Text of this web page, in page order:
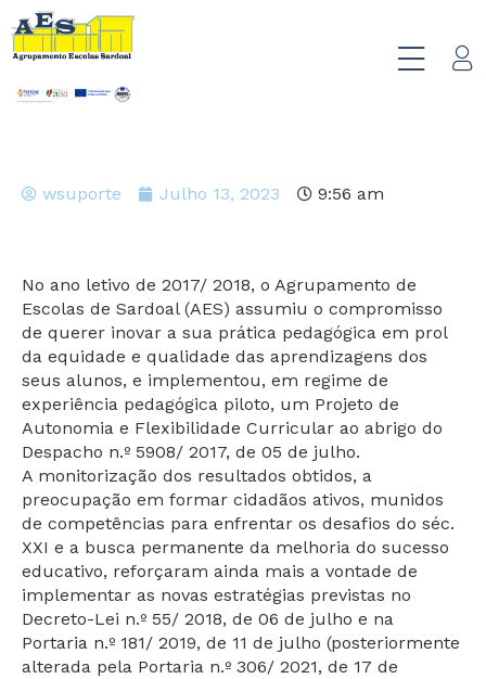
wsuporte Julho 13, 2023 9:56 am
No ano letivo de 2017/ 2018, o Agrupamento de
Escolas de Sardoal (AES) assumiu o compromisso
de querer inovar a sua prática pedagógica em prol
da equidade e qualidade das aprendizagens dos
seus alunos, e implementou, em regime de
experiência pedagógica piloto, um Projeto de
Autonomia e Flexibilidade Curricular ao abrigo do
Despacho n.º 5908/ 2017, de 05 de julho.
A monitorização dos resultados obtidos, a
preocupação em formar cidadãos ativos, munidos
de competências para enfrentar os desafios do séc.
XXI e a busca permanente da melhoria do sucesso
educativo, reforçaram ainda mais a vontade de
implementar as novas estratégias previstas no
Decreto-Lei n.º 55/ 2018, de 06 de julho e na
Portaria n.º 181/ 2019, de 11 de julho (posteriormente
alterada pela Portaria n.º 306/ 2021, de 17 de